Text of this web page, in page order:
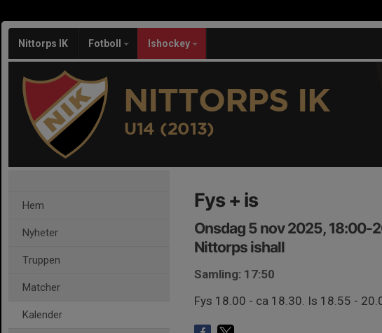
Nittorps IK Fotboll Ishockey
NITTORPS IK
U14 (2013)
Hem
Nyheter
Truppen
Matcher
Kalender
Fys + is
Onsdag 5 nov 2025, 18:00-
Nittorps ishall
Samling: 17:50
Fys 18.00 - ca 18.30. Is 18.55 -